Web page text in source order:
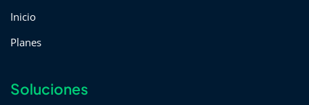
Inicio
Planes
Soluciones